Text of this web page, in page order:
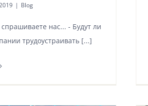
| Blog
нас... - Будут ли
трудоустраивать [...]